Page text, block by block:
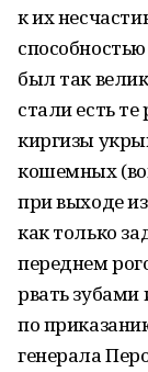
к их
был так
стали есть
киргизы
кошемных
при выходе
как только
переднем
рвать зубами
по
генерала